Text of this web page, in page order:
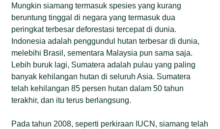
Mungkin siamang termasuk spesies yang kurang
beruntung tinggal di negara yang termasuk dua
peringkat terbesar deforestasi tercepat di dunia.
Indonesia adalah penggundul hutan terbesar di dunia,
melebihi Brasil, sementara Malaysia pun sama saja.
Lebih buruk lagi, Sumatera adalah pulau yang paling
banyak kehilangan hutan di seluruh Asia. Sumatera
telah kehilangan 85 persen hutan dalam 50 tahun
terakhir, dan itu terus berlangsung.
Pada tahun 2008, seperti perkiraan IUCN, siamang telah